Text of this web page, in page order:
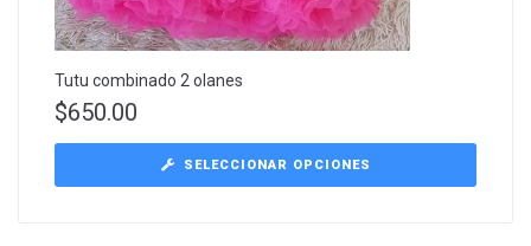
Tutu combinado 2 olanes
$650.00
SELECCIONAR OPCIONES